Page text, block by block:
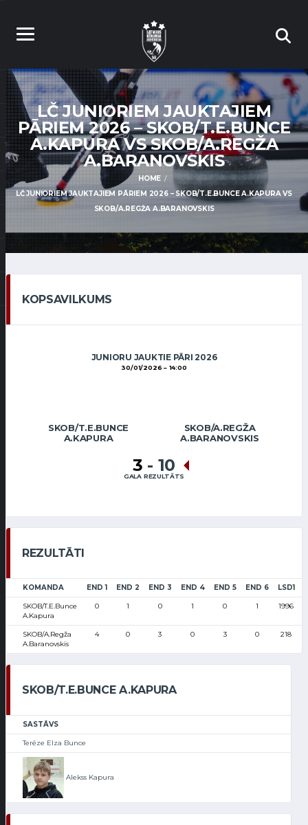
LČ JUNIORIEM JAUKTAJIEM
PĀRIEM 2026 – SKOB/T.E.BUNCE
A.KAPURA VS SKOB/A.REGŽA
A.BARANOVSKIS
HOME
LČ JUNIORIEM JAUKTAJIEM PĀRIEM 2026 – SKOB/T.E.BUNCE A.KAPURA VS
SKOB/A.REGŽA A.BARANOVSKIS
KOPSAVILKUMS
JUNIORU JAUKTIE PĀRI 2026
30/01/2026 14:00
SKOB/T.E.BUNCE
A.KAPURA
SKOB/A.REGŽA
A.BARANOVSKIS
3 - 10
GALA REZULTĀTS
REZULTĀTI
KOMANDA END 1 END 2 END 3 END 4 END 5 END 6 LSD1
SKOB/T.E.Bunce
A.Kapura
0 1 0 1 0 1 1996
SKOB/A.Regža
A.Baranovskis
4 0 3 0 3 0 218
SKOB/T.E.BUNCE A.KAPURA
SASTĀVS
Terēze Elza Bunce
Alekss Kapura